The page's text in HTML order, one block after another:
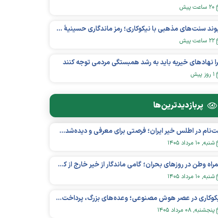
۲۰ ساعت پیش
پیوند سنت‌های مذهبی با نیکوکاری؛ رمز ماندگاری حسینیهٔ اعظم زنجان
۲۲ ساعت پیش
نهادهای خیریه باید به رشد همبستگی مردمی توجه کنند
۱ روز پیش
پربازدید‌ترین‌ها
ثبت‌نام در اطلس خیر ایران؛ فرصتی برای معرفی و دیده‌شدن مؤسسات نیکوکاری
شنبه, ۱۰ مرداد ۱۴۰۵
همراه وطن در روزهای بحران؛ گامی ماندگار از خیر خارج از کشور در عرصه سلامت
شنبه, ۱۰ مرداد ۱۴۰۵
نیکوکاری در عصر هوش مصنوعی؛ وعده‌های بزرگ، پرداخت‌های کوچک؟
پنجشنبه, ۰۸ مرداد ۱۴۰۵